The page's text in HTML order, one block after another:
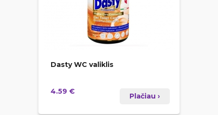
Dasty WC valiklis
4.59 €
Plačiau ›